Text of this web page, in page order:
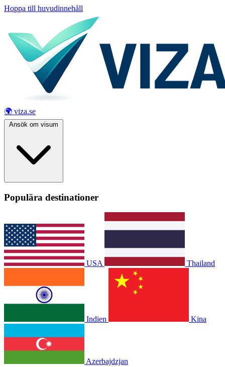
Hoppa till huvudinnehåll
🌍 viza.se
Ansök om visum
Populära destinationer
USA Thailand
Indien Kina
Azerbajdzjan